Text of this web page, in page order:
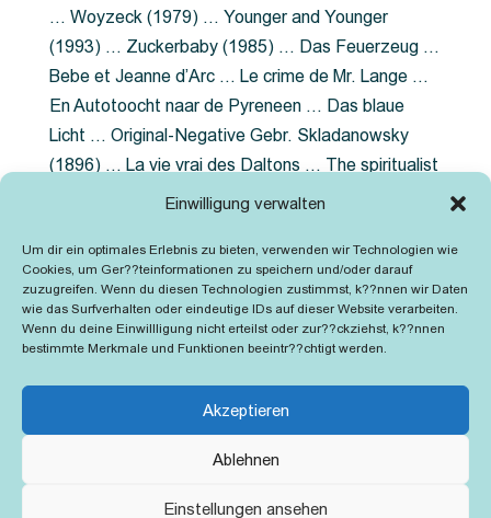
Einwilligung verwalten
Um dir ein optimales Erlebnis zu bieten, verwenden wir Technologien wie
Cookies, um Ger??teinformationen zu speichern und/oder darauf
zuzugreifen. Wenn du diesen Technologien zustimmst, k??nnen wir Daten
wie das Surfverhalten oder eindeutige IDs auf dieser Website verarbeiten.
Wenn du deine Einwillligung nicht erteilst oder zur??ckziehst, k??nnen
bestimmte Merkmale und Funktionen beeintr??chtigt werden.
Akzeptieren
Ablehnen
Einstellungen ansehen
… Woyzeck (1979) … Younger and Younger
(1993) … Zuckerbaby (1985) … Das Feuerzeug …
Bebe et Jeanne d’Arc … Le crime de Mr. Lange …
En Autotoocht naar de Pyreneen … Das blaue
Licht … Original-Negative Gebr. Skladanowsky
(1896) … La vie vrai des Daltons … The spiritualist
photographer … Feuer im Fjord … The Song of the
Grubenlampe … Tolstoy … Grün ist die Heide …
Lady Hamilton … Mütter verzaget nicht …
Ruttmann Werbefilme